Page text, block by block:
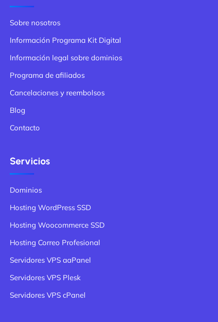
Sobre nosotros
Información Programa Kit Digital
Información legal sobre dominios
Programa de afiliados
Cancelaciones y reembolsos
Blog
Contacto
Servicios
Dominios
Hosting WordPress SSD
Hosting Woocommerce SSD
Hosting Correo Profesional
Servidores VPS aaPanel
Servidores VPS Plesk
Servidores VPS cPanel